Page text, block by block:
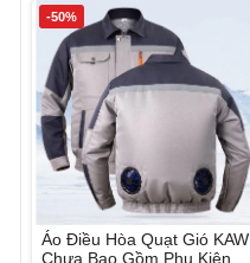
-50%
Áo Điều Hòa Quạt Gió KAW
Chưa Bao Gồm Phụ Kiện